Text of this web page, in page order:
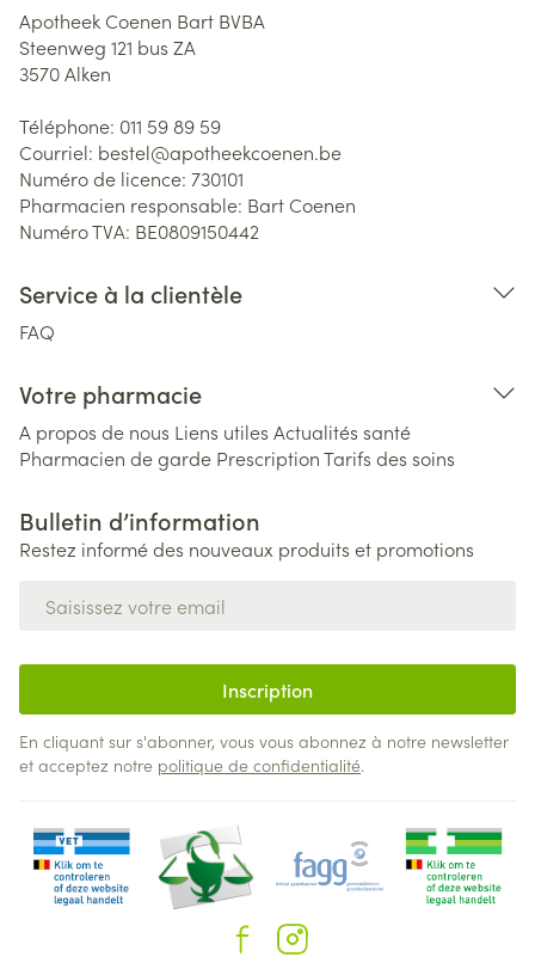
Apotheek Coenen Bart BVBA
Steenweg 121 bus ZA
3570Alken
Téléphone: 011 59 89 59
Courriel: bestel@apotheekcoenen.be
Numéro de licence: 730101
Pharmacien responsable: Bart Coenen
Numéro TVA: BE0809150442
Service à la clientèle
FAQ
Votre pharmacie
A propos de nous Liens utiles Actualités santé
Pharmacien de garde PrescriptionTarifs des soins
Bulletin d’information
Restez informé des nouveaux produits et promotions
Inscription
En cliquant sur s'abonner, vous vous abonnez à notre newsletter
et acceptez notre politique de confidentialité.